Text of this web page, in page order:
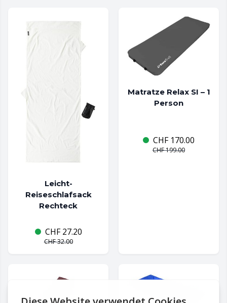
Leicht-
Reiseschlafsack
Rechteck
CHF27.20
CHF32.00
Matratze Relax SI – 1
Person
CHF170.00
CHF199.00